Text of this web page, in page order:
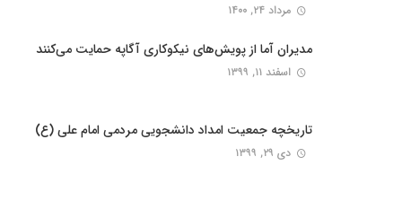
مرداد ۲۴, ۱۴۰۰
مدیران آما از پویش‌های نیکوکاری آگاپه حمایت می‌کنند
اسفند ۱۱, ۱۳۹۹
تاریخچه جمعیت امداد دانشجویی مردمی امام علی (ع)
دی ۲۹, ۱۳۹۹